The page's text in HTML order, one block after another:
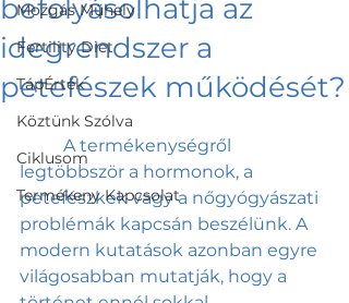
Mozgás Műhely
Fertility Diet
TápÉrték
Köztünk Szólva
Ciklusom
Termékeny Kapcsolat
befolyásolhatja az
idegrendszer a
petefészek működését?
legtöbbször a hormonok, a
petefészkek vagy a nőgyógyászati
problémák kapcsán beszélünk. A
modern kutatások azonban egyre
világosabban mutatják, hogy a